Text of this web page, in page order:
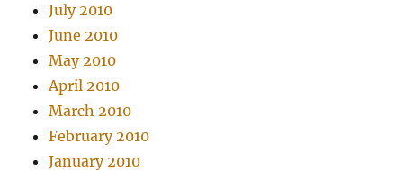
July 2010
June 2010
May 2010
April 2010
March 2010
February 2010
January 2010